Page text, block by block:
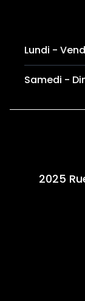
Lundi -
Samedi -
2025